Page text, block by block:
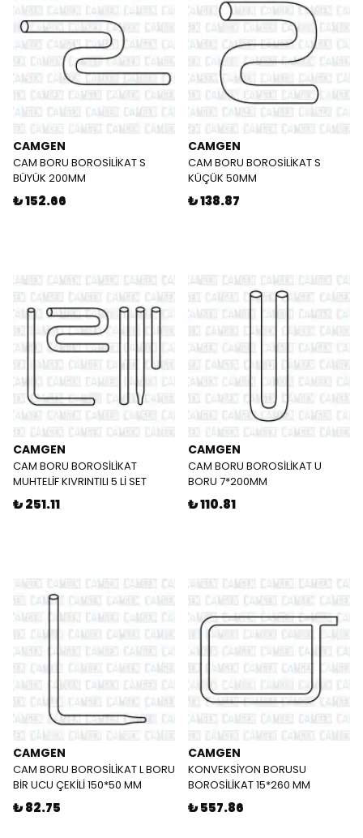
CAMGEN
CAM BORU BOROSİLİKAT S
BÜYÜK 200MM
₺ 152.66
CAMGEN
CAM BORU BOROSİLİKAT S
KÜÇÜK 50MM
₺ 138.87
CAMGEN
CAM BORU BOROSİLİKAT
MUHTELİF KIVRINTILI 5 Lİ SET
₺ 251.11
CAMGEN
CAM BORU BOROSİLİKAT U
BORU 7*200MM
₺ 110.81
CAMGEN
CAM BORU BOROSİLİKAT L BORU
BİR UCU ÇEKİLİ 150*50 MM
₺ 82.75
CAMGEN
KONVEKSİYON BORUSU
BOROSİLİKAT 15*260 MM
₺ 557.86